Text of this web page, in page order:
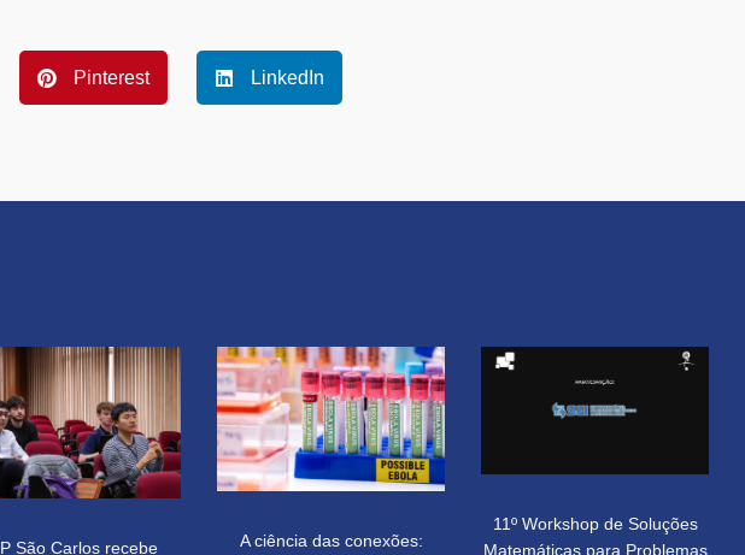
Pinterest LinkedIn
São Carlos recebe A ciência das conexões:
11º Workshop de Soluções
Matemáticas para Problemas